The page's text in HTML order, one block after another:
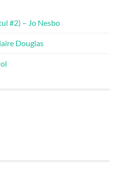
#2) – Jo Nesbo
Douglas